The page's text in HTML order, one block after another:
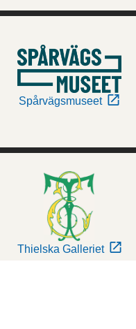
Spårvägsmuseet
Thielska Galleriet